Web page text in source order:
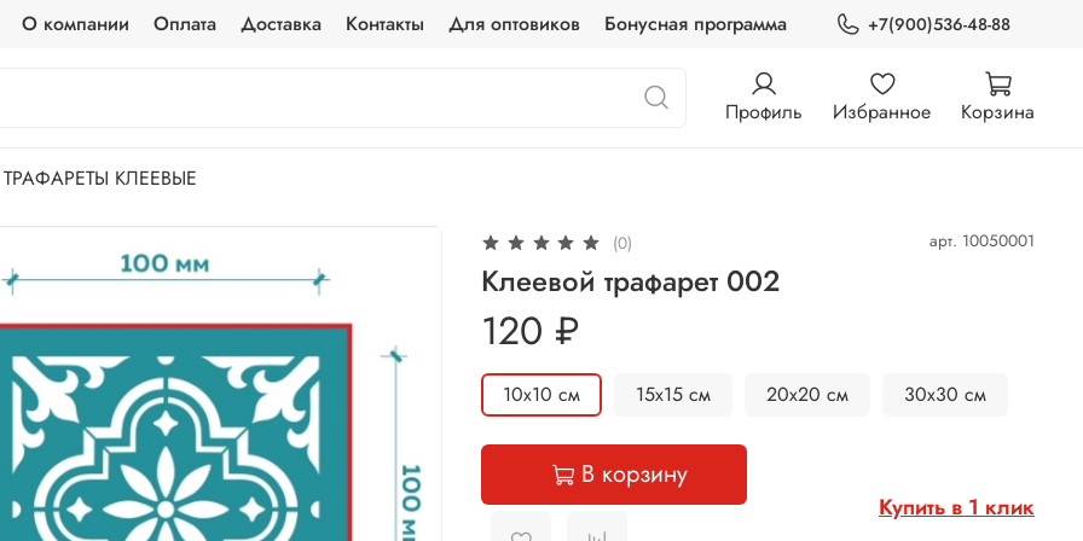
О компании Оплата Доставка Контакты Для оптовиков Бонусная программа +7(900)536-48-88
Профиль Избранное Корзина
ТРАФАРЕТЫ КЛЕЕВЫЕ
(0) арт. 10050001
Клеевой трафарет 002
120 ₽
10х10 см 15х15 см 20х20 см 30х30 см
В корзину
Купить в 1 клик